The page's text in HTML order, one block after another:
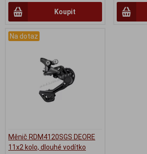
Koupit
Na dotaz
Měnič RDM4120SGS DEORE
11x2 kolo, dlouhé vodítko